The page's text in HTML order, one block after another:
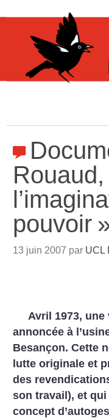
pouvoir
13 juin 2007 par UCL
Avril 1973,
annoncée à
Besançon. Cette
lutte originale et
des
son travail), et
concept